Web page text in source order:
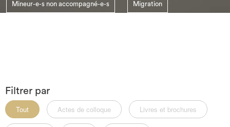
Mineur-e-s non accompagné-e-s Migration
Filtrer par
Tout Actes de colloque Livres et brochures